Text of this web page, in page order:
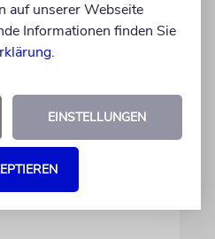
auf unserer Webseite
Informationen finden Sie
.
EINSTELLUNGEN